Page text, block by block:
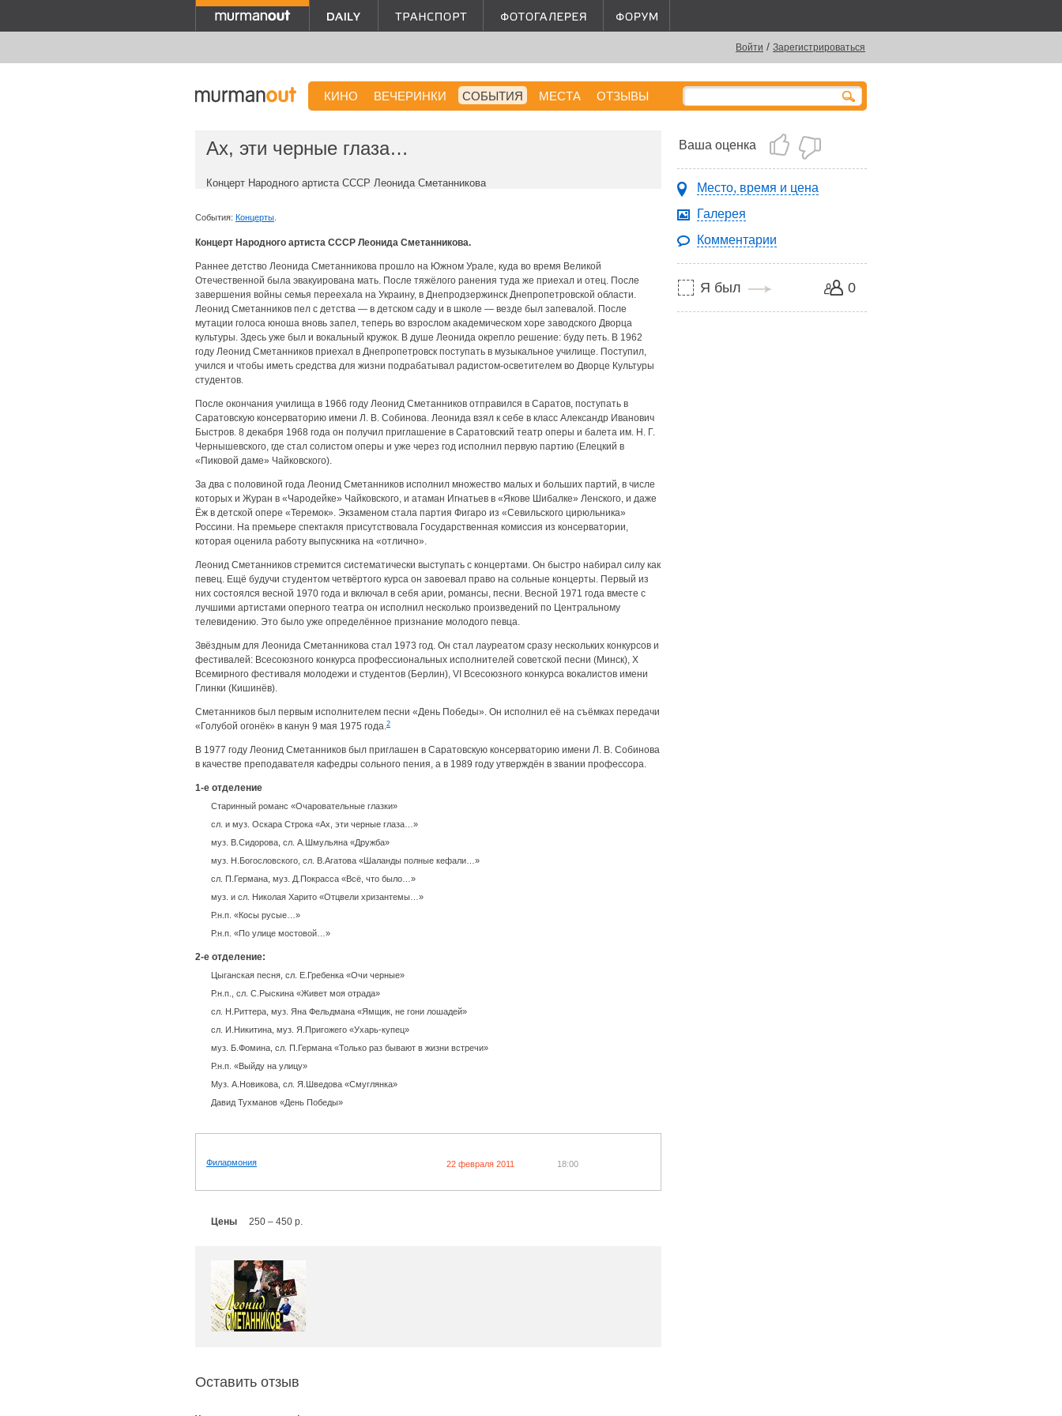
Войти / Зарегистрироваться
КИНО ВЕЧЕРИНКИ СОБЫТИЯ МЕСТА ОТЗЫВЫ
Ваша оценка
Место, время и цена
Галерея
Комментарии
0
Я был
Ах, эти черные глаза…
Концерт Народного артиста СССР Леонида Сметанникова
События: Концерты
Концерт Народного артиста СССР Леонида Сметанникова.
Раннее детство Леонида Сметанникова прошло на Южном Урале, куда во время Великой
Отечественной была эвакуирована мать. После тяжёлого ранения туда же приехал и отец. После
завершения войны семья переехала на Украину, в Днепродзержинск Днепропетровской области.
Леонид Сметанников пел с детства — в детском саду и в школе — везде был запевалой. После
мутации голоса юноша вновь запел, теперь во взрослом академическом хоре заводского Дворца
культуры. Здесь уже был и вокальный кружок. В душе Леонида окрепло решение: буду петь. В 1962
году Леонид Сметанников приехал в Днепропетровск поступать в музыкальное училище. Поступил,
учился и чтобы иметь средства для жизни подрабатывал радистом-осветителем во Дворце Культуры
студентов.
После окончания училища в 1966 году Леонид Сметанников отправился в Саратов, поступать в
Саратовскую консерваторию имени Л. В. Собинова. Леонида взял к себе в класс Александр Иванович
Быстров. 8 декабря 1968 года он получил приглашение в Саратовский театр оперы и балета им. Н. Г.
Чернышевского, где стал солистом оперы и уже через год исполнил первую партию (Елецкий в
«Пиковой даме» Чайковского).
За два с половиной года Леонид Сметанников исполнил множество малых и больших партий, в числе
которых и Журан в «Чародейке» Чайковского, и атаман Игнатьев в «Якове Шибалке» Ленского, и даже
Ёж в детской опере «Теремок». Экзаменом стала партия Фигаро из «Севильского цирюльника»
Россини. На премьере спектакля присутствовала Государственная комиссия из консерватории,
которая оценила работу выпускника на «отлично».
Леонид Сметанников стремится систематически выступать с концертами. Он быстро набирал силу как
певец. Ещё будучи студентом четвёртого курса он завоевал право на сольные концерты. Первый из
них состоялся весной 1970 года и включал в себя арии, романсы, песни. Весной 1971 года вместе с
лучшими артистами оперного театра он исполнил несколько произведений по Центральному
телевидению. Это было уже определённое признание молодого певца.
Звёздным для Леонида Сметанникова стал 1973 год. Он стал лауреатом сразу нескольких конкурсов и
фестивалей: Всесоюзного конкурса профессиональных исполнителей советской песни (Минск), Х
Всемирного фестиваля молодежи и студентов (Берлин), VI Всесоюзного конкурса вокалистов имени
Глинки (Кишинёв).
Сметанников был первым исполнителем песни «День Победы». Он исполнил её на съёмках передачи
«Голубой огонёк» в канун 9 мая 1975 года.2
В 1977 году Леонид Сметанников был приглашен в Саратовскую консерваторию имени Л. В. Собинова
в качестве преподавателя кафедры сольного пения, а в 1989 году утверждён в звании профессора.
1-е отделение
Старинный романс «Очаровательные глазки»
сл. и муз. Оскара Строка «Ах, эти черные глаза…»
муз. В.Сидорова, сл. А.Шмульяна «Дружба»
муз. Н.Богословского, сл. В.Агатова «Шаланды полные кефали…»
сл. П.Германа, муз. Д.Покрасса «Всё, что было…»
муз. и сл. Николая Харито «Отцвели хризантемы…»
Р.н.п. «Косы русые…»
Р.н.п. «По улице мостовой…»
2-е отделение:
Цыганская песня, сл. Е.Гребенка «Очи черные»
Р.н.п., сл. С.Рыскина «Живет моя отрада»
сл. Н.Риттера, муз. Яна Фельдмана «Ямщик, не гони лошадей»
сл. И.Никитина, муз. Я.Пригожего «Ухарь-купец»
муз. Б.Фомина, сл. П.Германа «Только раз бывают в жизни встречи»
Р.н.п. «Выйду на улицу»
Муз. А.Новикова, сл. Я.Шведова «Смуглянка»
Давид Тухманов «День Победы»
Филармония 22 февраля 2011 18:00
Цены 250 – 450 р.
Оставить отзыв